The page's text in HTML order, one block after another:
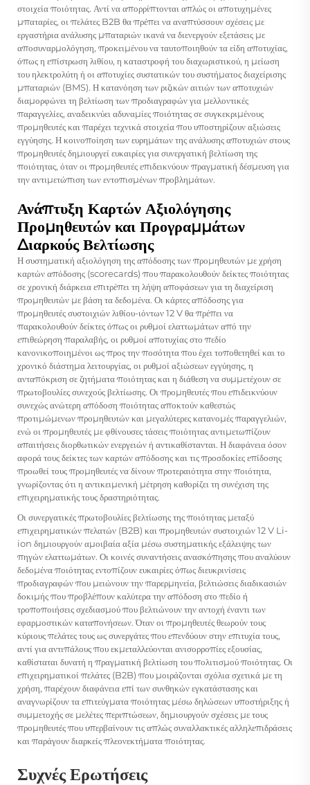
στοιχεία ποιότητας. Αντί να απορρίπτονται απλώς οι αποτυχημένες
μπαταρίες, οι πελάτες B2B θα πρέπει να αναπτύσσουν σχέσεις με
εργαστήρια ανάλυσης μπαταριών ικανά να διενεργούν εξετάσεις με
αποσυναρμολόγηση, προκειμένου να ταυτοποιηθούν τα είδη αποτυχίας,
όπως η επίστρωση λιθίου, η καταστροφή του διαχωριστικού, η μείωση
του ηλεκτρολύτη ή οι αποτυχίες συστατικών του συστήματος διαχείρισης
μπαταριών (BMS). Η κατανόηση των ριζικών αιτιών των αποτυχιών
διαμορφώνει τη βελτίωση των προδιαγραφών για μελλοντικές
παραγγελίες, αναδεικνύει αδυναμίες ποιότητας σε συγκεκριμένους
προμηθευτές και παρέχει τεχνικά στοιχεία που υποστηρίζουν αξιώσεις
εγγύησης. Η κοινοποίηση των ευρημάτων της ανάλυσης αποτυχιών στους
προμηθευτές δημιουργεί ευκαιρίες για συνεργατική βελτίωση της
ποιότητας, όταν οι προμηθευτές επιδεικνύουν πραγματική δέσμευση για
την αντιμετώπιση των εντοπισμένων προβλημάτων.
Ανάπτυξη Καρτών Αξιολόγησης
Προμηθευτών και Προγραμμάτων
Διαρκούς Βελτίωσης
Η συστηματική αξιολόγηση της απόδοσης των προμηθευτών με χρήση
καρτών απόδοσης (scorecards) που παρακολουθούν δείκτες ποιότητας
σε χρονική διάρκεια επιτρέπει τη λήψη αποφάσεων για τη διαχείριση
προμηθευτών με βάση τα δεδομένα. Οι κάρτες απόδοσης για
προμηθευτές συστοιχιών λιθίου-ιόντων 12 V θα πρέπει να
παρακολουθούν δείκτες όπως οι ρυθμοί ελαττωμάτων από την
επιθεώρηση παραλαβής, οι ρυθμοί αποτυχίας στο πεδίο
κανονικοποιημένοι ως προς την ποσότητα που έχει τοποθετηθεί και το
χρονικό διάστημα λειτουργίας, οι ρυθμοί αξιώσεων εγγύησης, η
ανταπόκριση σε ζητήματα ποιότητας και η διάθεση να συμμετέχουν σε
πρωτοβουλίες συνεχούς βελτίωσης. Οι προμηθευτές που επιδεικνύουν
συνεχώς ανώτερη απόδοση ποιότητας αποκτούν καθεστώς
προτιμώμενων προμηθευτών και μεγαλύτερες κατανομές παραγγελιών,
ενώ οι προμηθευτές με φθίνουσες τάσεις ποιότητας αντιμετωπίζουν
απαιτήσεις διορθωτικών ενεργειών ή αντικαθίστανται. Η διαφάνεια όσον
αφορά τους δείκτες των καρτών απόδοσης και τις προσδοκίες επίδοσης
προωθεί τους προμηθευτές να δίνουν προτεραιότητα στην ποιότητα,
γνωρίζοντας ότι η αντικειμενική μέτρηση καθορίζει τη συνέχιση της
επιχειρηματικής τους δραστηριότητας.
Οι συνεργατικές πρωτοβουλίες βελτίωσης της ποιότητας μεταξύ
επιχειρηματικών πελατών (B2B) και προμηθευτών συστοιχιών 12 V Li-
ion δημιουργούν αμοιβαία αξία μέσω συστηματικής εξάλειψης των
πηγών ελαττωμάτων. Οι κοινές συναντήσεις ανασκόπησης που αναλύουν
δεδομένα ποιότητας εντοπίζουν ευκαιρίες όπως διευκρινίσεις
προδιαγραφών που μειώνουν την παρερμηνεία, βελτιώσεις διαδικασιών
δοκιμής που προβλέπουν καλύτερα την απόδοση στο πεδίο ή
τροποποιήσεις σχεδιασμού που βελτιώνουν την αντοχή έναντι των
εφαρμοστικών καταπονήσεων. Όταν οι προμηθευτές θεωρούν τους
κύριους πελάτες τους ως συνεργάτες που επενδύουν στην επιτυχία τους,
αντί για αντιπάλους που εκμεταλλεύονται ανισορροπίες εξουσίας,
καθίσταται δυνατή η πραγματική βελτίωση του πολιτισμού ποιότητας. Οι
επιχειρηματικοί πελάτες (B2B) που μοιράζονται σχόλια σχετικά με τη
χρήση, παρέχουν διαφάνεια επί των συνθηκών εγκατάστασης και
αναγνωρίζουν τα επιτεύγματα ποιότητας μέσω δηλώσεων υποστήριξης ή
συμμετοχής σε μελέτες περιπτώσεων, δημιουργούν σχέσεις με τους
προμηθευτές που υπερβαίνουν τις απλώς συναλλακτικές αλληλεπιδράσεις
και παράγουν διαρκείς πλεονεκτήματα ποιότητας.
Συχνές Ερωτήσεις